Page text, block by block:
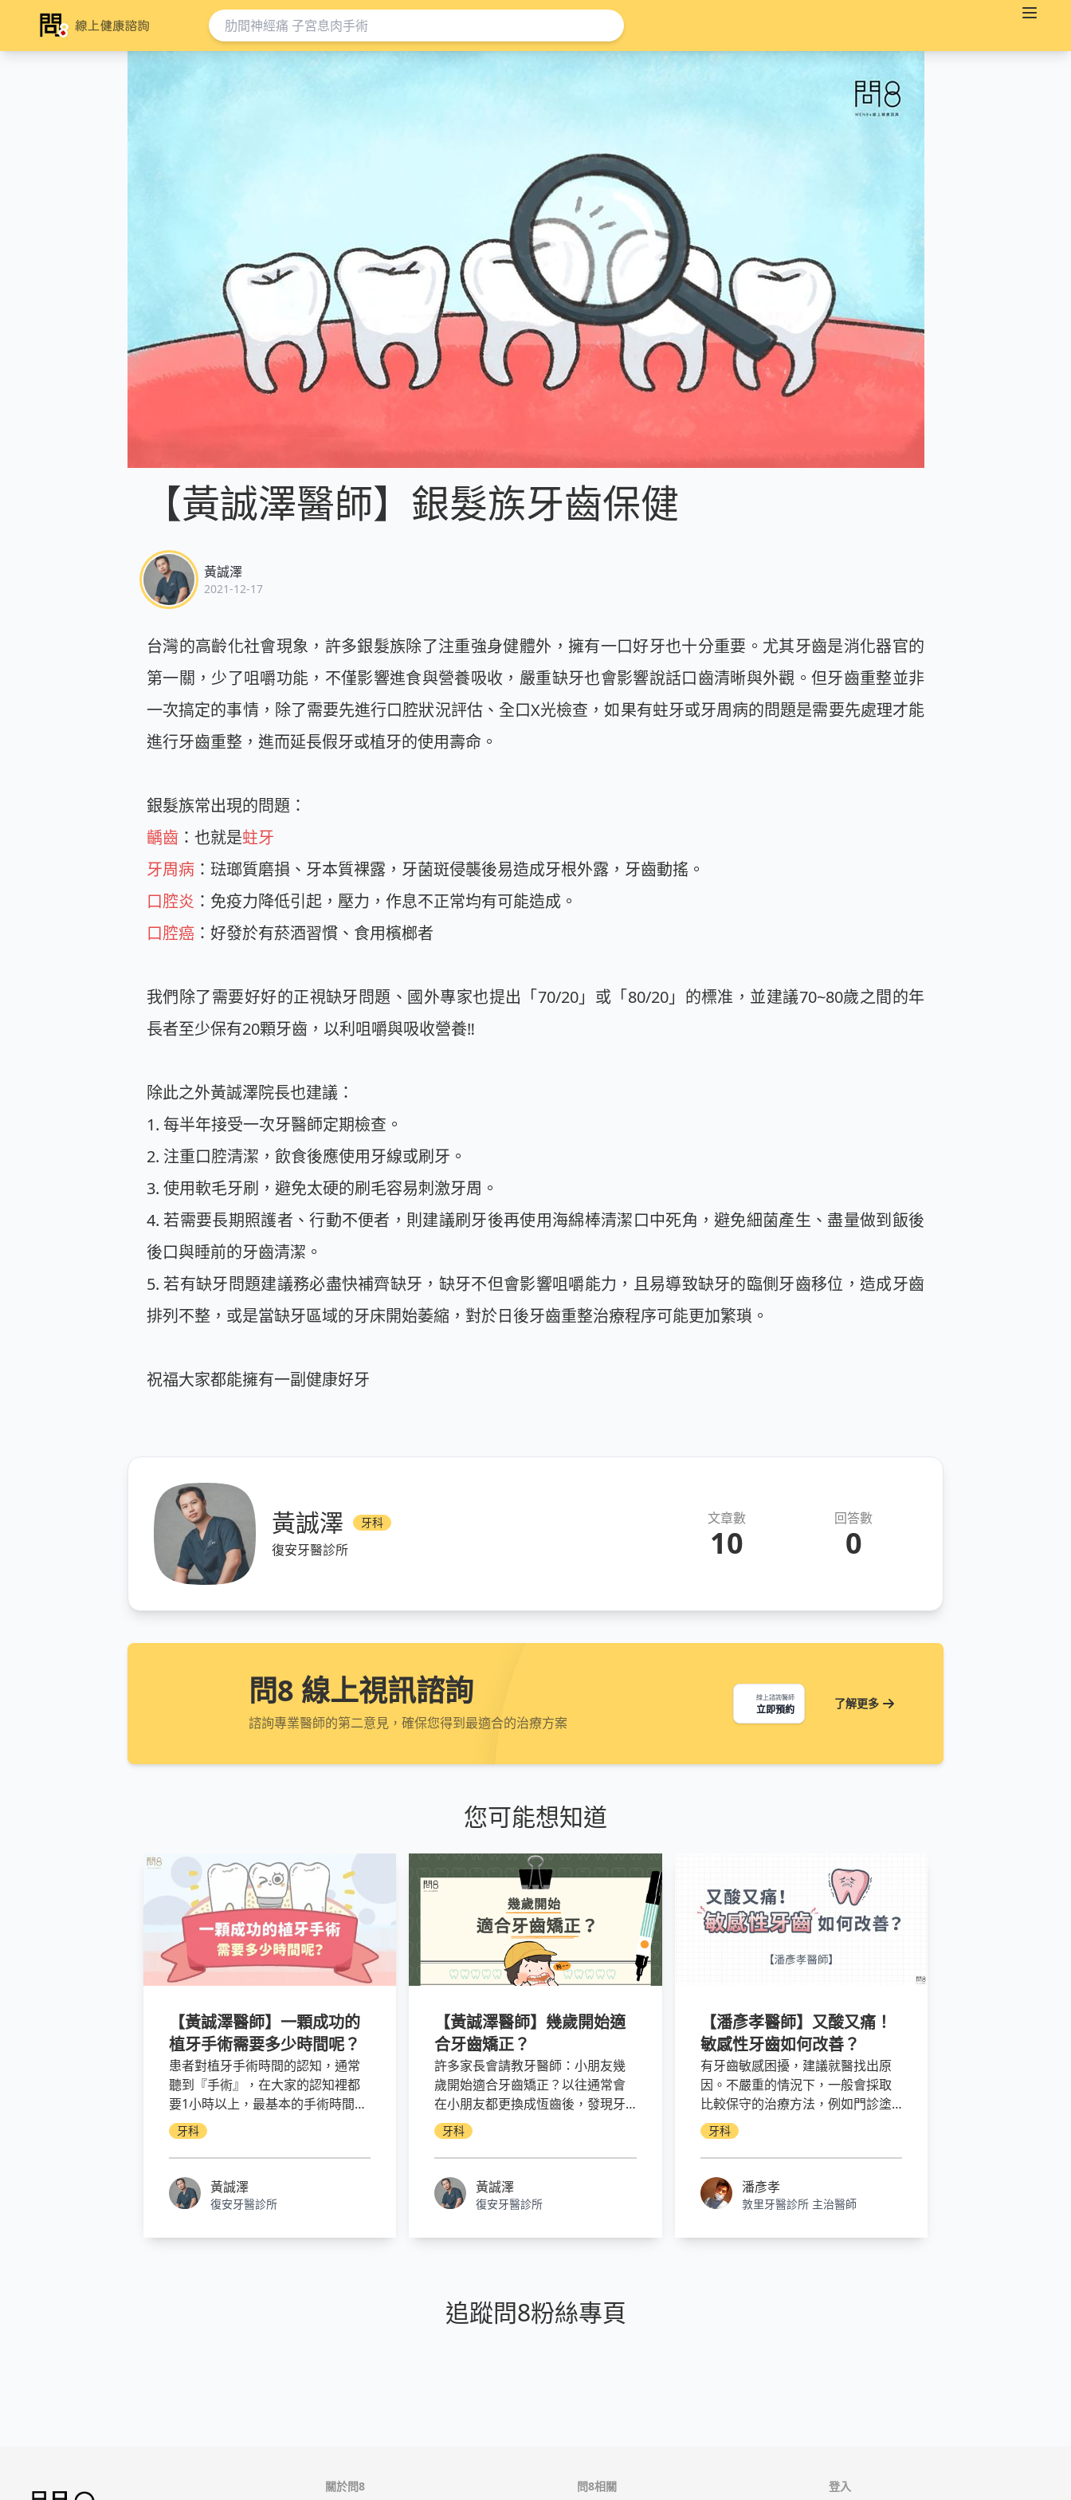
【黃誠澤醫師】銀髮族牙齒保健
黃誠澤
2021-12-17
台灣的高齡化社會現象，許多銀髮族除了注重強身健體外，擁有一口好牙也十分重要。尤其牙齒是消化器官的
第一關，少了咀嚼功能，不僅影響進食與營養吸收，嚴重缺牙也會影響說話口齒清晰與外觀。但牙齒重整並非
一次搞定的事情，除了需要先進行口腔狀況評估、全口X光檢查，如果有蛀牙或牙周病的問題是需要先處理才能
進行牙齒重整，進而延長假牙或植牙的使用壽命。
銀髮族常出現的問題：
齲齒 ：也就是蛀牙
牙周病 ：琺瑯質磨損、牙本質裸露，牙菌斑侵襲後易造成牙根外露，牙齒動搖。
口腔炎 ：免疫力降低引起，壓力，作息不正常均有可能造成。
口腔癌 ：好發於有菸酒習慣、食用檳榔者
我們除了需要好好的正視缺牙問題、國外專家也提出「70/20」或「80/20」的標准，並建議70~80歲之間的年
長者至少保有20顆牙齒，以利咀嚼與吸收營養‼
除此之外黃誠澤院長也建議：
1. 每半年接受一次牙醫師定期檢查。
2. 注重口腔清潔，飲食後應使用牙線或刷牙。
3. 使用軟毛牙刷，避免太硬的刷毛容易刺激牙周。
4. 若需要長期照護者、行動不便者，則建議刷牙後再使用海綿棒清潔口中死角，避免細菌產生、盡量做到飯後
後口與睡前的牙齒清潔。
5. 若有缺牙問題建議務必盡快補齊缺牙，缺牙不但會影響咀嚼能力，且易導致缺牙的臨側牙齒移位，造成牙齒
排列不整，或是當缺牙區域的牙床開始萎縮，對於日後牙齒重整治療程序可能更加繁瑣。
祝福大家都能擁有一副健康好牙
黃誠澤 牙科
復安牙醫診所
文章數
10
回答數
0
問8 線上視訊諮詢
諮詢專業醫師的第二意見，確保您得到最適合的治療方案
線上諮詢醫師
立即預約 了解更多
您可能想知道
【黃誠澤醫師】一顆成功的
植牙手術需要多少時間呢？
患者對植牙手術時間的認知，通常
聽到『手術』，在大家的認知裡都
要1小時以上，最基本的手術時間也
需要30分鐘。然而手術時間是因人
而異的！因人的這個人不單是『患
者狀況』，還有『醫師』在手術過
程中的熟練度、精準度，醫師的臨
床經驗加速判斷；除此之外，事前
進行更佳順利！
牙科
黃誠澤
復安牙醫診所
【黃誠澤醫師】幾歲開始適
合牙齒矯正？
許多家長會請教牙醫師：小朋友幾
歲開始適合牙齒矯正？以往通常會
在小朋友都更換成恆齒後，發現牙
齒有排列不整的情況才開始矯正；
不過目前的隱適美兒童矯正，可能
可以更早的介入開始牙齒矯正！
牙科
黃誠澤
復安牙醫診所
【潘彥孝醫師】又酸又痛！
敏感性牙齒如何改善？
有牙齒敏感困擾，建議就醫找出原
因。不嚴重的情況下，一般會採取
比較保守的治療方法，例如門診塗
氟，搭配使用抗敏感牙膏，通常約
1~2週就能有效改善。如果都不見成
效才需要考慮自費的雷射治療。
牙科
潘彥孝
敦里牙醫診所 主治醫師
追蹤問8粉絲專頁
關於問8 問8相關 登入